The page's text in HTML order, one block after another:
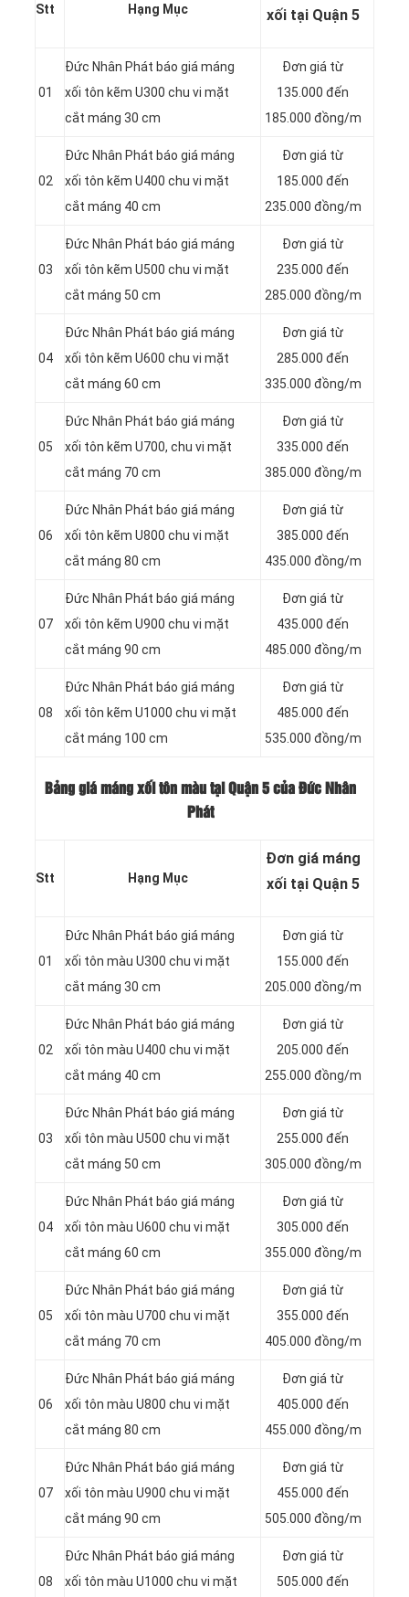
Stt Hạng Mục
xối tại Quận 5
01
Đức Nhân Phát báo giá máng
xối tôn kẽm U300 chu vi mặt
cắt máng 30 cm
Đơn giá từ
135.000 đến
185.000 đồng/m
02
Đức Nhân Phát báo giá máng
xối tôn kẽm U400 chu vi mặt
cắt máng 40 cm
Đơn giá từ
185.000 đến
235.000 đồng/m
03
Đức Nhân Phát báo giá máng
xối tôn kẽm U500 chu vi mặt
cắt máng 50 cm
Đơn giá từ
235.000 đến
285.000 đồng/m
04
Đức Nhân Phát báo giá máng
xối tôn kẽm U600 chu vi mặt
cắt máng 60 cm
Đơn giá từ
285.000 đến
335.000 đồng/m
05
Đức Nhân Phát báo giá máng
xối tôn kẽm U700, chu vi mặt
cắt máng 70 cm
Đơn giá từ
335.000 đến
385.000 đồng/m
06
Đức Nhân Phát báo giá máng
xối tôn kẽm U800 chu vi mặt
cắt máng 80 cm
Đơn giá từ
385.000 đến
435.000 đồng/m
07
Đức Nhân Phát báo giá máng
xối tôn kẽm U900 chu vi mặt
cắt máng 90 cm
Đơn giá từ
435.000 đến
485.000 đồng/m
08
Đức Nhân Phát báo giá máng
xối tôn kẽm U1000 chu vi mặt
cắt máng 100 cm
Đơn giá từ
485.000 đến
535.000 đồng/m
Bảng giá máng xối tôn màu tại Quận 5 của Đức Nhân
Phát
Stt Hạng Mục
Đơn giá máng
xối tại Quận 5
01
Đức Nhân Phát báo giá máng
xối tôn màu U300 chu vi mặt
cắt máng 30 cm
Đơn giá từ
155.000 đến
205.000 đồng/m
02
Đức Nhân Phát báo giá máng
xối tôn màu U400 chu vi mặt
cắt máng 40 cm
Đơn giá từ
205.000 đến
255.000 đồng/m
03
Đức Nhân Phát báo giá máng
xối tôn màu U500 chu vi mặt
cắt máng 50 cm
Đơn giá từ
255.000 đến
305.000 đồng/m
04
Đức Nhân Phát báo giá máng
xối tôn màu U600 chu vi mặt
cắt máng 60 cm
Đơn giá từ
305.000 đến
355.000 đồng/m
05
Đức Nhân Phát báo giá máng
xối tôn màu U700 chu vi mặt
cắt máng 70 cm
Đơn giá từ
355.000 đến
405.000 đồng/m
06
Đức Nhân Phát báo giá máng
xối tôn màu U800 chu vi mặt
cắt máng 80 cm
Đơn giá từ
405.000 đến
455.000 đồng/m
07
Đức Nhân Phát báo giá máng
xối tôn màu U900 chu vi mặt
cắt máng 90 cm
Đơn giá từ
455.000 đến
505.000 đồng/m
08
Đức Nhân Phát báo giá máng
xối tôn màu U1000 chu vi mặt
Đơn giá từ
505.000 đến